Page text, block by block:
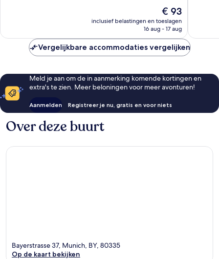
De
prijs
is
€ 93
inclusief belastingen en toeslagen
16 aug - 17 aug
Vergelijkbare accommodaties vergelijken
Meld je aan om de in aanmerking komende kortingen en
extra's te zien. Meer beloningen voor meer avonturen!
Aanmelden Registreer je nu, gratis en voor niets
Over deze buurt
Bayerstrasse 37, Munich, BY, 80335
Op de kaart bekijken